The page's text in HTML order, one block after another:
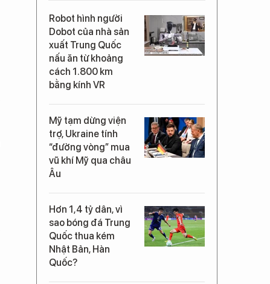
Robot hình người
Dobot của nhà sản
xuất Trung Quốc
nấu ăn từ khoảng
cách 1.800 km
bằng kính VR
Mỹ tạm dừng viện
trợ, Ukraine tính
“đường vòng” mua
vũ khí Mỹ qua châu
Âu
Hơn 1,4 tỷ dân, vì
sao bóng đá Trung
Quốc thua kém
Nhật Bản, Hàn
Quốc?